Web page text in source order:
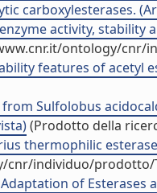
carboxylesterases.
activity,
ontology/cnr/
features of acetyl
Sulfolobus
(Prodotto della
thermophilic
individuo/prodotto/
of Esterases